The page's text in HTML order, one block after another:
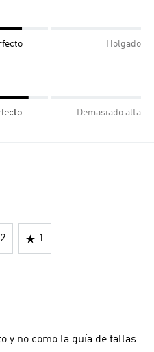
Holgado
Demasiado alta
2 1
y no como la guía de tallas